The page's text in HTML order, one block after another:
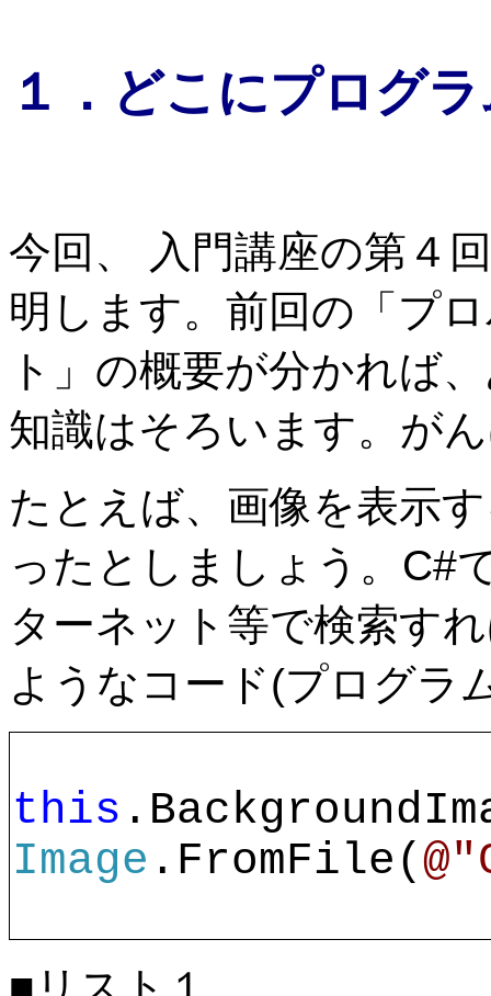
１．どこにプログ
今回、 入門講座の第４
明します。前回の「プ
ト」の概要が分かれば
知識はそろいます。が
たとえば、画像を表示
ったとしましょう。C#
ターネット等で検索す
ようなコード(プログラ
this
Image .FromFile(
■リスト１